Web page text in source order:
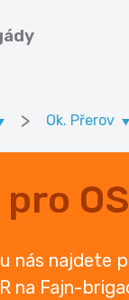
> Ok. Přerov
nás najdete
na Fajn-